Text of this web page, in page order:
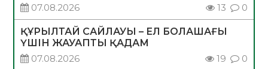
07.08.2026
13 0
ҚҰРЫЛТАЙ САЙЛАУЫ – ЕЛ БОЛАШАҒЫ
ҮШІН ЖАУАПТЫ ҚАДАМ
07.08.2026
19 0